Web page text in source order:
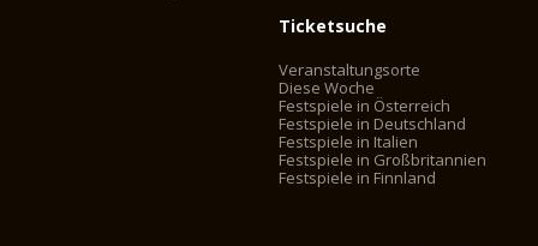
Ticketsuche
Veranstaltungsorte
Diese Woche
Festspiele in Österreich
Festspiele in Deutschland
Festspiele in Italien
Festspiele in Großbritannien
Festspiele in Finnland